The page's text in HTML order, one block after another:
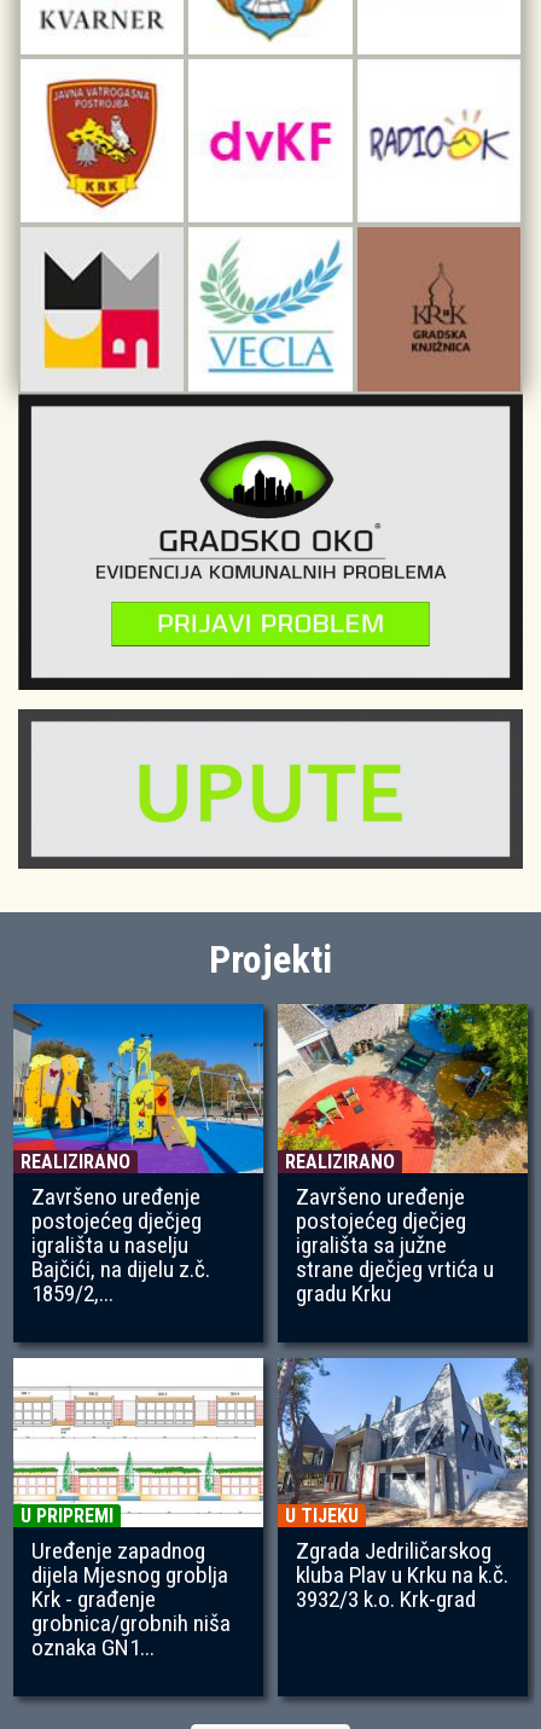
Projekti
REALIZIRANO
Završeno uređenje
postojećeg dječjeg
igrališta u naselju
Bajčići, na dijelu z.č.
1859/2,...
REALIZIRANO
Završeno uređenje
postojećeg dječjeg
igrališta sa južne
strane dječjeg vrtića u
gradu Krku
U PRIPREMI
Uređenje zapadnog
dijela Mjesnog groblja
Krk - građenje
grobnica/grobnih niša
oznaka GN1...
U TIJEKU
Zgrada Jedriličarskog
kluba Plav u Krku na k.č.
3932/3 k.o. Krk-grad